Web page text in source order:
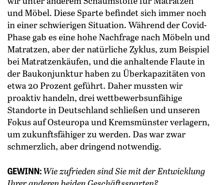
und Möbel. Diese Sparte befindet sich immer noch
in einer schwierigen Situation. Während der Covid-
Phase gab es eine hohe Nachfrage nach Möbeln und
Matratzen, aber der natürliche Zyklus, zum Beispiel
bei Matratzenkäufen, und die anhaltende Flaute in
der Baukonjunktur haben zu Überkapazitäten von
etwa 20 Prozent geführt. Daher mussten wir
proaktiv handeln, drei wettbewerbsunfähige
Standorte in Deutschland schließen und unseren
Fokus auf Osteuropa und Kremsmünster verlagern,
um zukunftsfähiger zu werden. Das war zwar
schmerzlich, aber dringend notwendig.
GEWINN:Wie zufrieden sind Sie mit der Entwicklung